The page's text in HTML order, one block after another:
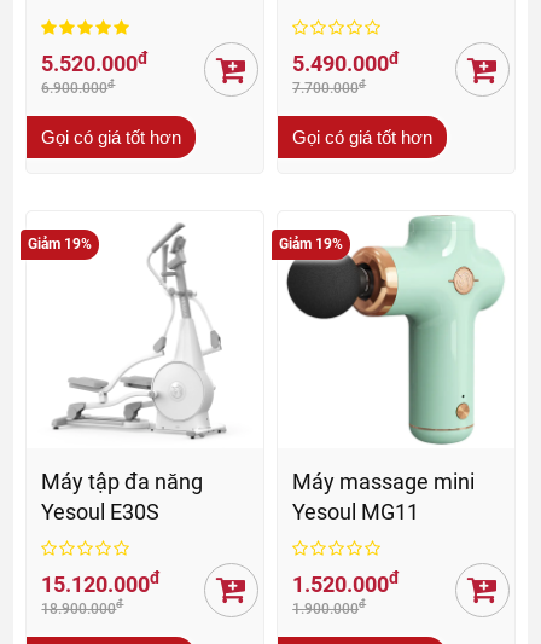
5.520.000đ
6.900.000đ
Gọi có giá tốt hơn
5.490.000đ
7.700.000đ
Gọi có giá tốt hơn
Giảm 19%
Máy tập đa năng
Yesoul E30S
15.120.000đ
18.900.000đ
Giảm 19%
Máy massage mini
Yesoul MG11
1.520.000đ
1.900.000đ